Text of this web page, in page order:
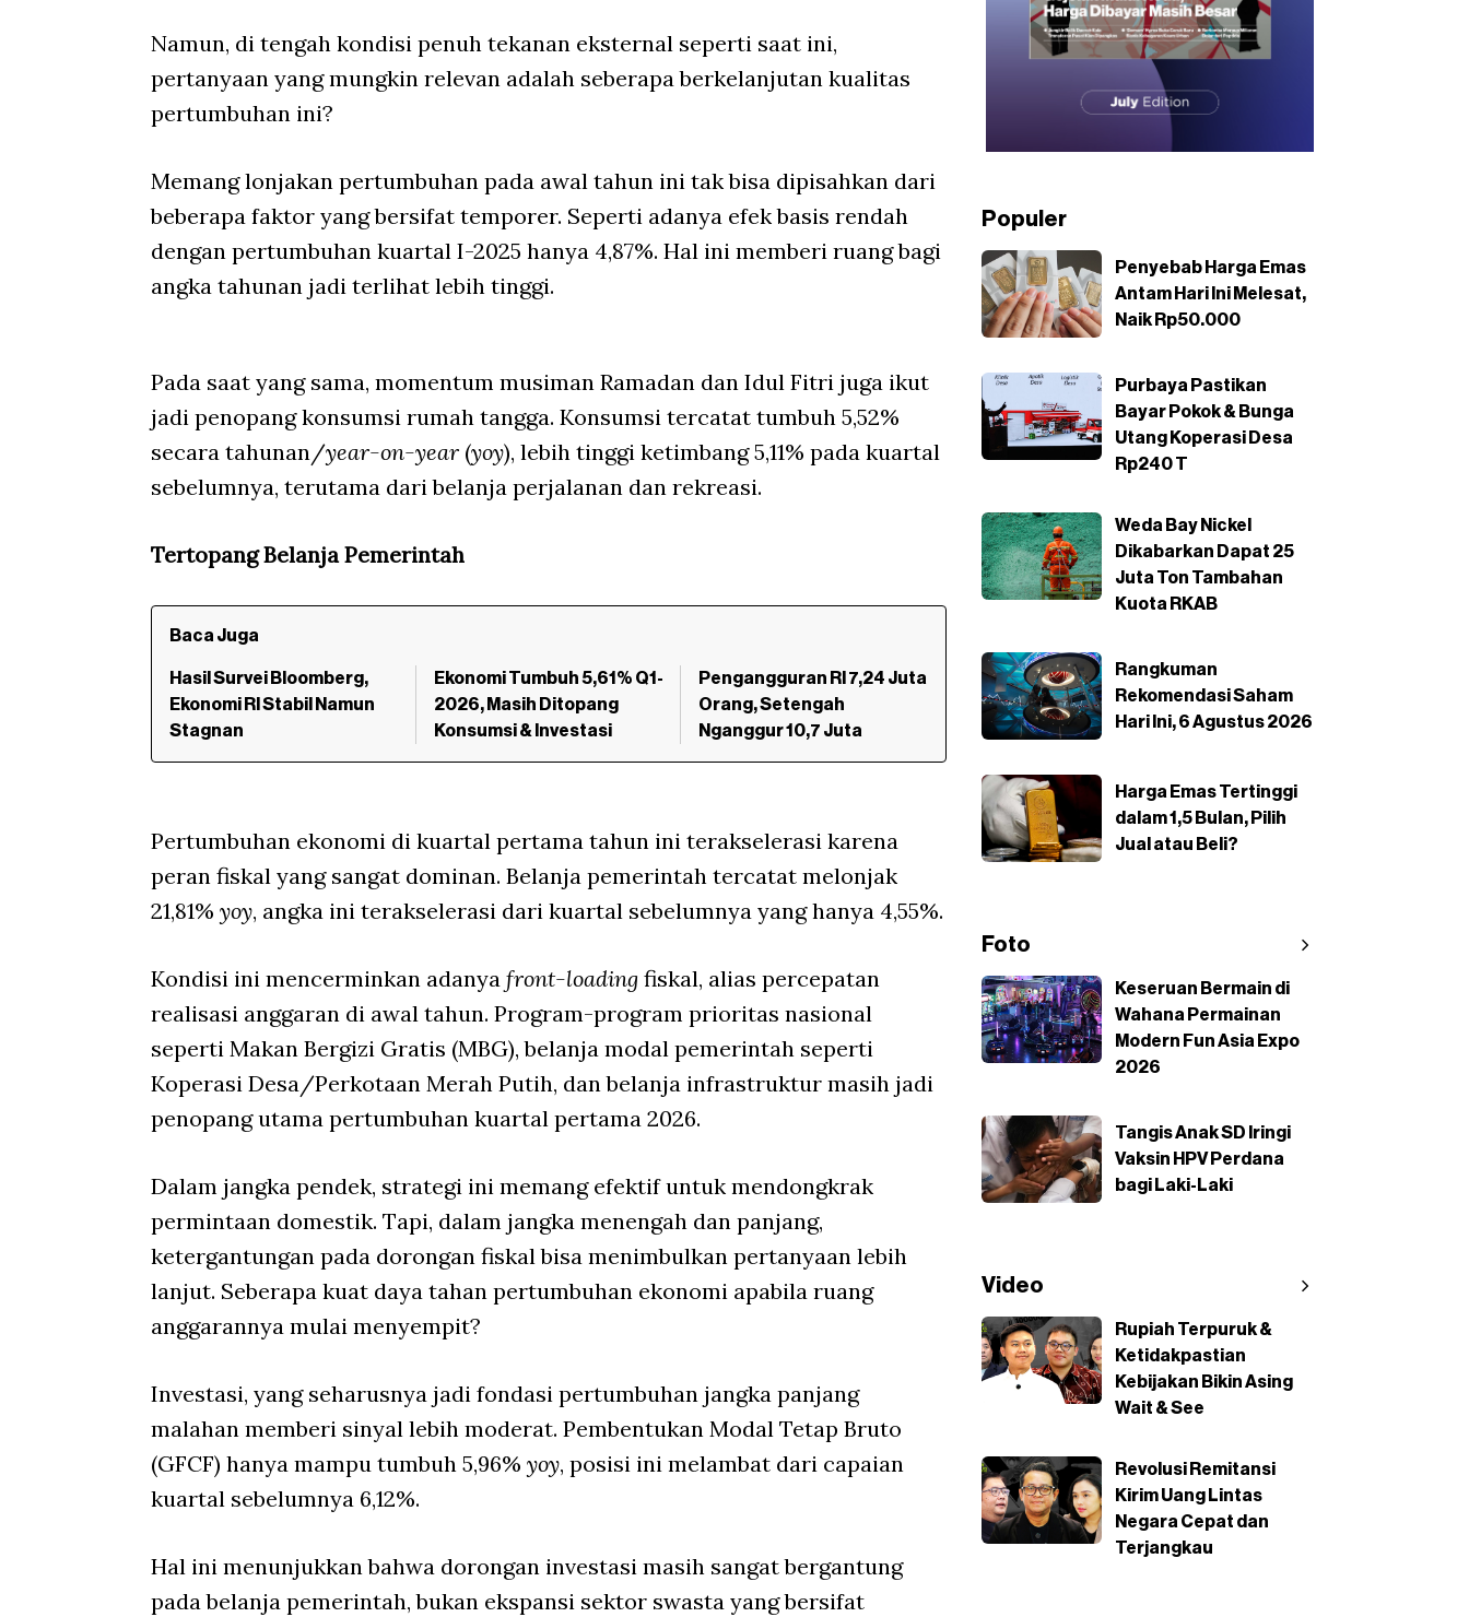
Namun, di tengah kondisi penuh tekanan eksternal seperti saat ini,
pertanyaan yang mungkin relevan adalah seberapa berkelanjutan kualitas
pertumbuhan ini?
Memang lonjakan pertumbuhan pada awal tahun ini tak bisa dipisahkan dari
beberapa faktor yang bersifat temporer. Seperti adanya efek basis rendah
dengan pertumbuhan kuartal I-2025 hanya 4,87%. Hal ini memberi ruang bagi
angka tahunan jadi terlihat lebih tinggi.
Pada saat yang sama, momentum musiman Ramadan dan Idul Fitri juga ikut
jadi penopang konsumsi rumah tangga. Konsumsi tercatat tumbuh 5,52%
secara tahunan/year-on-year (yoy), lebih tinggi ketimbang 5,11% pada kuartal
sebelumnya, terutama dari belanja perjalanan dan rekreasi.
Tertopang Belanja Pemerintah
Baca Juga
Hasil Survei Bloomberg,
Ekonomi RI Stabil Namun
Stagnan
Ekonomi Tumbuh 5,61% Q1-
2026, Masih Ditopang
Konsumsi & Investasi
Pengangguran RI 7,24 Juta
Orang, Setengah
Nganggur 10,7 Juta
Pertumbuhan ekonomi di kuartal pertama tahun ini terakselerasi karena
peran fiskal yang sangat dominan. Belanja pemerintah tercatat melonjak
21,81% yoy, angka ini terakselerasi dari kuartal sebelumnya yang hanya 4,55%.
Kondisi ini mencerminkan adanya front-loading fiskal, alias percepatan
realisasi anggaran di awal tahun. Program-program prioritas nasional
seperti Makan Bergizi Gratis (MBG), belanja modal pemerintah seperti
Koperasi Desa/Perkotaan Merah Putih, dan belanja infrastruktur masih jadi
penopang utama pertumbuhan kuartal pertama 2026.
Dalam jangka pendek, strategi ini memang efektif untuk mendongkrak
permintaan domestik. Tapi, dalam jangka menengah dan panjang,
ketergantungan pada dorongan fiskal bisa menimbulkan pertanyaan lebih
lanjut. Seberapa kuat daya tahan pertumbuhan ekonomi apabila ruang
anggarannya mulai menyempit?
Investasi, yang seharusnya jadi fondasi pertumbuhan jangka panjang
malahan memberi sinyal lebih moderat. Pembentukan Modal Tetap Bruto
(GFCF) hanya mampu tumbuh 5,96% yoy, posisi ini melambat dari capaian
kuartal sebelumnya 6,12%.
Hal ini menunjukkan bahwa dorongan investasi masih sangat bergantung
pada belanja pemerintah, bukan ekspansi sektor swasta yang bersifat
Populer
Penyebab Harga Emas
Antam Hari Ini Melesat,
Naik Rp50.000
Purbaya Pastikan
Bayar Pokok & Bunga
Utang Koperasi Desa
Rp240 T
Weda Bay Nickel
Dikabarkan Dapat 25
Juta Ton Tambahan
Kuota RKAB
Rangkuman
Rekomendasi Saham
Hari Ini, 6 Agustus 2026
Harga Emas Tertinggi
dalam 1,5 Bulan, Pilih
Jual atau Beli?
Foto
Keseruan Bermain di
Wahana Permainan
Modern Fun Asia Expo
2026
Tangis Anak SD Iringi
Vaksin HPV Perdana
bagi Laki-Laki
Video
Rupiah Terpuruk &
Ketidakpastian
Kebijakan Bikin Asing
Wait & See
Revolusi Remitansi
Kirim Uang Lintas
Negara Cepat dan
Terjangkau